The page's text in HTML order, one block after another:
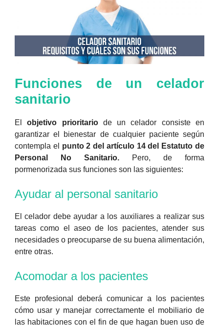
Funciones de un celador
sanitario
Elobjetivo prioritariode un celador consiste en
garantizar el bienestar de cualquier paciente según
contempla el punto 2 del artículo 14 del Estatuto de
Personal No Sanitario. Pero, de forma
pormenorizada sus funciones son las siguientes:
Ayudar al personal sanitario
El celador debe ayudar a los auxiliares a realizar sus
tareas como el aseo de los pacientes, atender sus
necesidades o preocuparse de su buena alimentación,
entre otras.
Acomodar a los pacientes
Este profesional deberá comunicar a los pacientes
cómo usar y manejar correctamente el mobiliario de
las habitaciones con el fin de que hagan buen uso de